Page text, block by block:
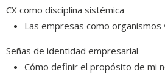
CX como disciplina sistémica
Las empresas como organismos
Señas de identidad empresarial
Cómo definir el propósito de mi